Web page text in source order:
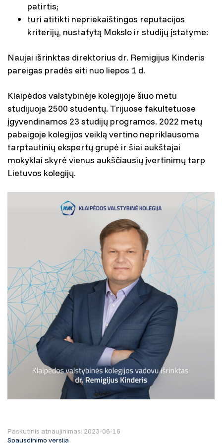
patirtis;
turi atitikti nepriekaištingos reputacijos
kriterijų, nustatytą Mokslo ir studijų įstatyme:
Naujai išrinktas direktorius dr. Remigijus Kinderis
pareigas pradės eiti nuo liepos 1 d.
Klaipėdos valstybinėje kolegijoje šiuo metu
studijuoja 2500 studentų. Trijuose fakultetuose
įgyvendinamos 23 studijų programos. 2022 metų
pabaigoje kolegijos veiklą vertino nepriklausoma
tarptautinių ekspertų grupė ir šiai aukštajai
mokyklai skyrė vienus aukščiausių įvertinimų tarp
Lietuvos kolegijų.
Paskutinis atnaujinimas: 2023-06-16
Spausdinimo versija